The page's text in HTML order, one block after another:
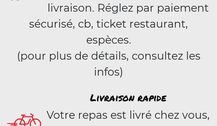
livraison. Réglez par paiement
sécurisé, cb, ticket restaurant,
espèces.
(pour plus de détails, consultez les
infos)
Livraison rapide
Votre repas est livré chez vous,